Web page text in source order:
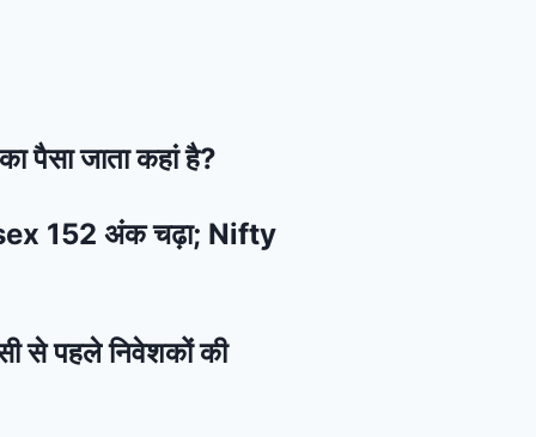
पैसा जाता कहां है?
152 अंक चढ़ा; Nifty
से पहले निवेशकों की